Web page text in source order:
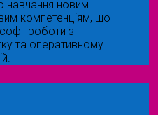
навчання новим
компетенціям, що
роботи з
та оперативному